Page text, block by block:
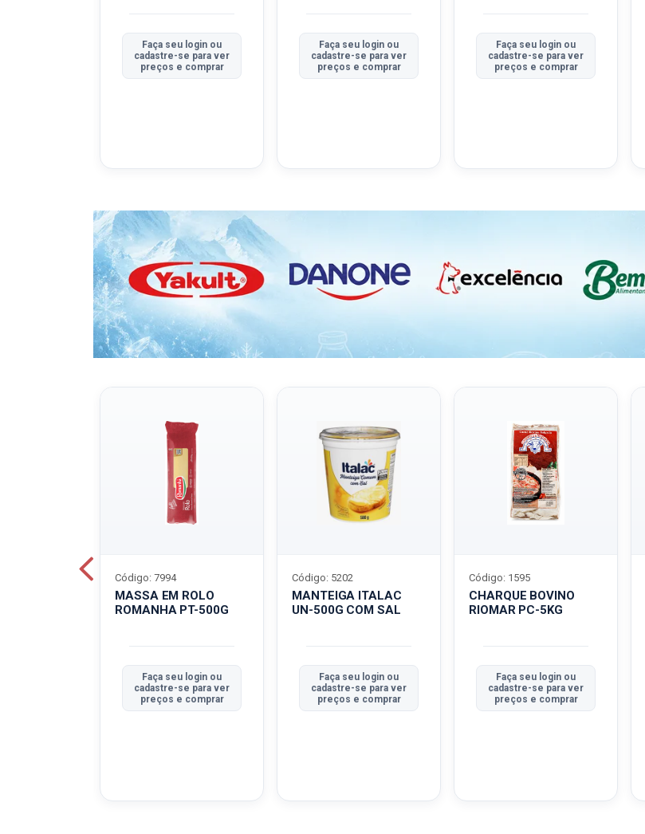
Faça seu login ou
cadastre-se para ver
preços e comprar
Faça seu login ou
cadastre-se para ver
preços e comprar
Faça seu login ou
cadastre-se para ver
preços e comprar
MASSA EM ROLO
ROMANHA PT-500G
Código: 7994
Faça seu login ou
cadastre-se para ver
preços e comprar
MANTEIGA ITALAC
UN-500G COM SAL
Código: 5202
Faça seu login ou
cadastre-se para ver
preços e comprar
CHARQUE BOVINO
RIOMAR PC-5KG
Código: 1595
Faça seu login ou
cadastre-se para ver
preços e comprar